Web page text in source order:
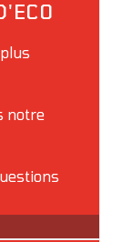
notre